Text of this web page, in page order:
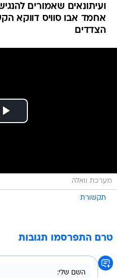
ועיתונאים שאמורים
אחמד אבו סוויס דווקא
הצדדים
מערכת וואלה
תקשורת
טרם התפרסמו תגובות